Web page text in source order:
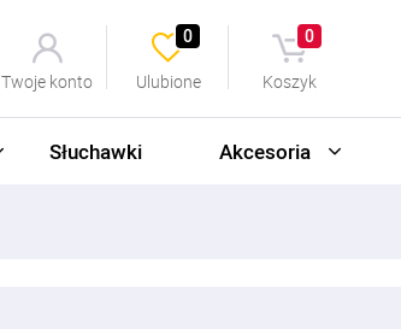
Twoje konto Ulubione
0
Koszyk
0
Słuchawki Akcesoria